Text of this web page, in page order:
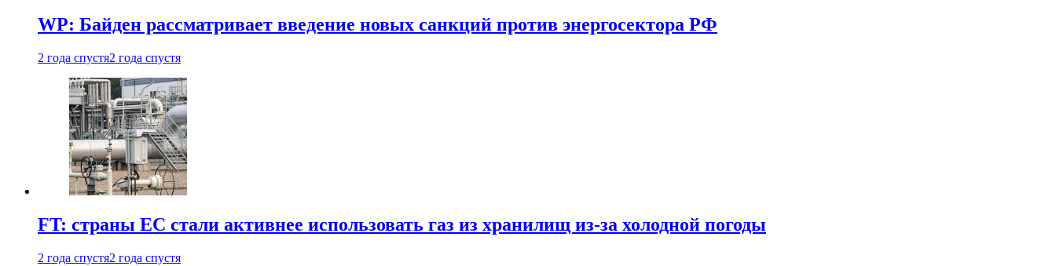
WP: Байден рассматривает введение новых санкций против энергосектора РФ
2 года спустя2 года спустя
FT: страны ЕС стали активнее использовать газ из хранилищ из-за холодной погоды
2 года спустя2 года спустя